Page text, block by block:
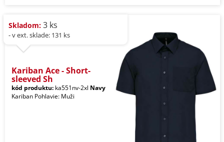
Skladom: 3 ks
- v ext. sklade: 131 ks
Kariban Ace - Short-
sleeved Sh
kód produktu: ka551nv-2xl Navy
Kariban Pohlavie: Muži